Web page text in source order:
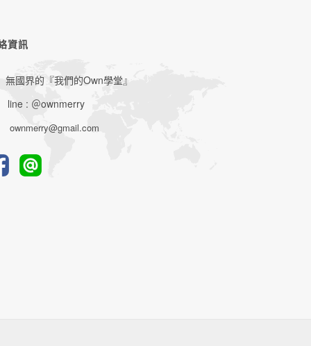
資訊
無國界的『我們的Own學堂』
line : ＠ownmerry
ownmerry@gmail.com